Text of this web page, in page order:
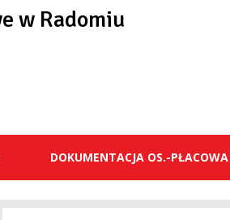
w Radomiu
DOKUMENTACJA OS.-PŁACOWA